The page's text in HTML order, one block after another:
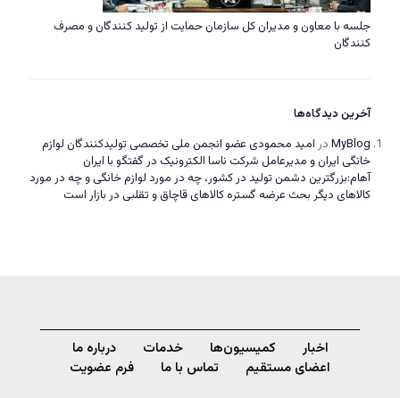
جلسه با معاون و مدیران کل سازمان حمایت از تولید کنندگان و مصرف
کنندگان
آخرین دیدگاه‌ها
MyBlog در امید محمودی عضو انجمن ملی تخصصی تولیدکنندگان لوازم
خانگی ایران و مدیرعامل شرکت ناسا الکترونیک در گفتگو با ایران
آهام:بزرگترین دشمن تولید در کشور، چه در مورد لوازم خانگی و چه در مورد
کالاهای دیگر بحث عرضه گستره کالاهای قاچاق و تقلبی در بازار است
اخبار کمیسیون‌ها خدمات
درباره ما
اعضای مستقیم
تماس با ما فرم عضویت